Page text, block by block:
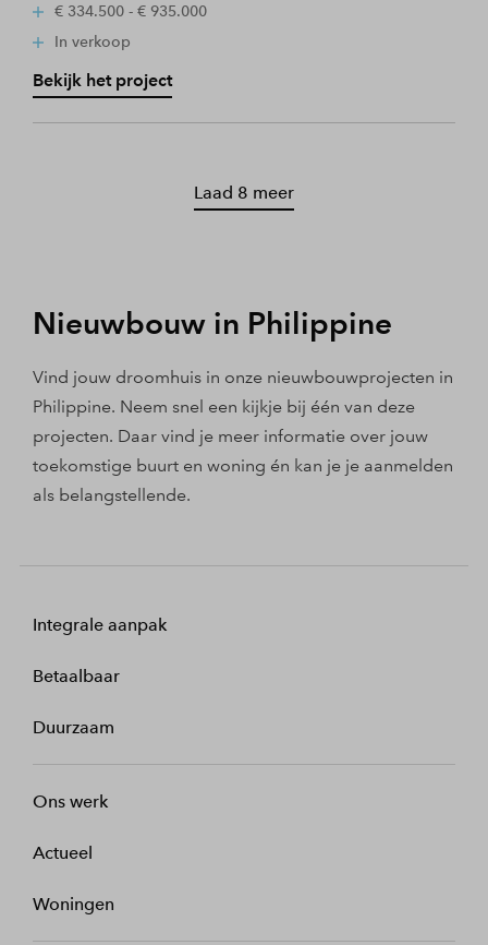
€ 334.500 - € 935.000
In verkoop
Bekijk het project
Laad 8 meer
Nieuwbouw in Philippine
Vind jouw droomhuis in onze nieuwbouwprojecten in
Philippine. Neem snel een kijkje bij één van deze
projecten. Daar vind je meer informatie over jouw
toekomstige buurt en woning én kan je je aanmelden
als belangstellende.
Integrale aanpak
Betaalbaar
Duurzaam
Ons werk
Actueel
Woningen